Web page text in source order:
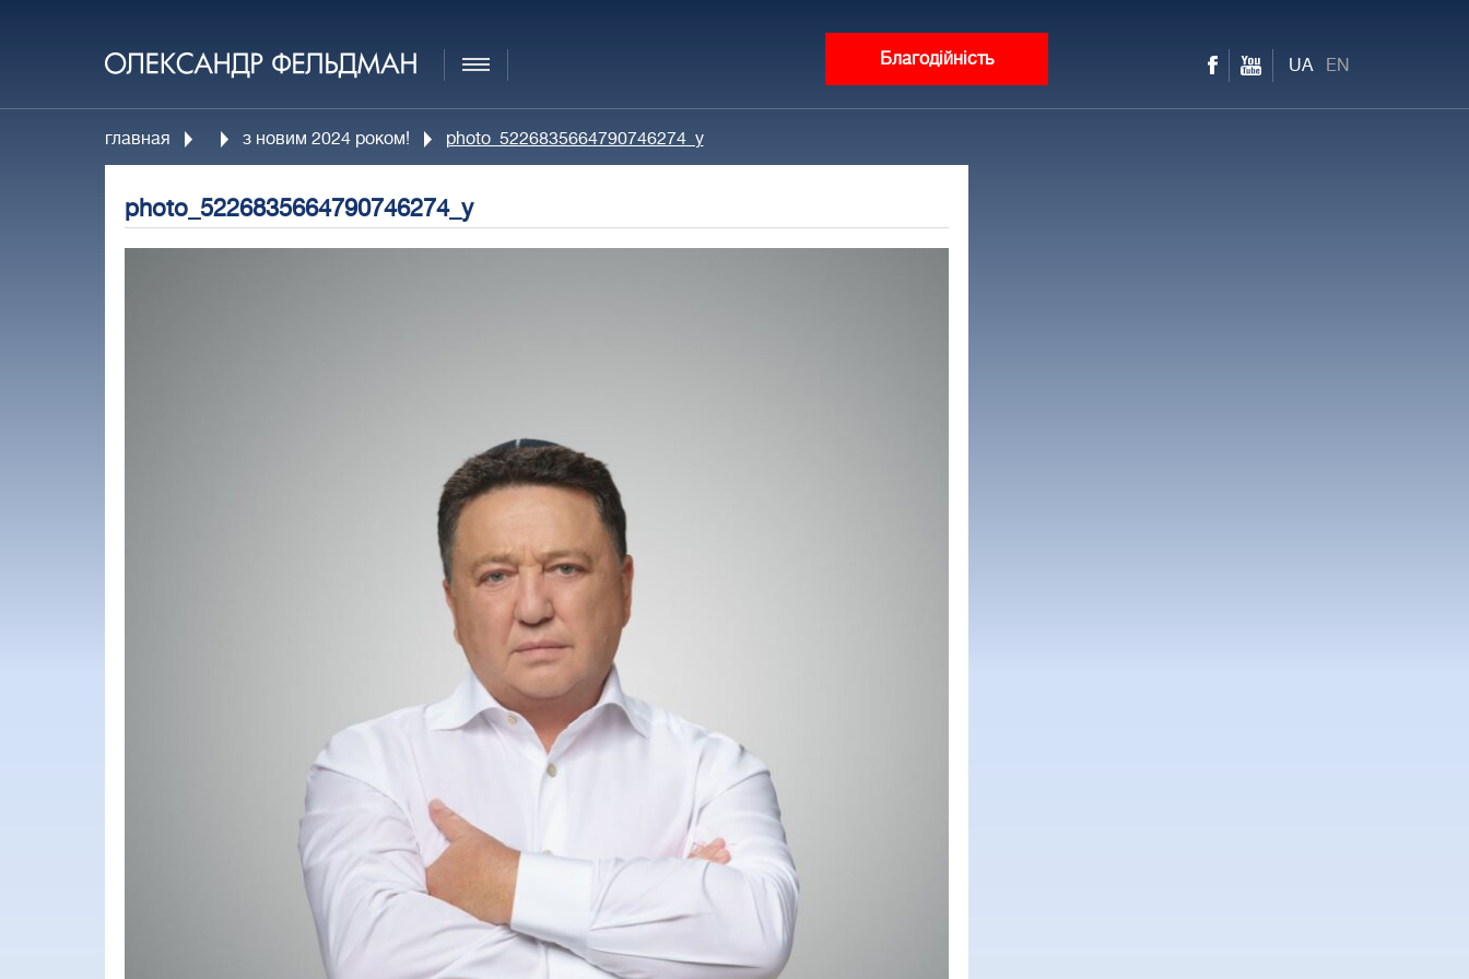
Благодійність UA EN
главная з новим 2024 роком! photo_5226835664790746274_y
photo_5226835664790746274_y